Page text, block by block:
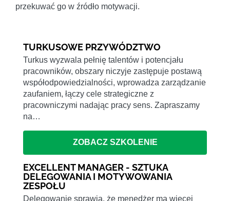
przekuwać go w źródło motywacji.
TURKUSOWE PRZYWÓDZTWO
Turkus wyzwala pełnię talentów i potencjału
pracowników, obszary niczyje zastępuje postawą
współodpowiedzialności, wprowadza zarządzanie
zaufaniem, łączy cele strategiczne z
pracowniczymi nadając pracy sens. Zapraszamy
na…
ZOBACZ SZKOLENIE
EXCELLENT MANAGER - SZTUKA
DELEGOWANIA I MOTYWOWANIA
ZESPOŁU
Delegowanie sprawia, że menedżer ma więcej